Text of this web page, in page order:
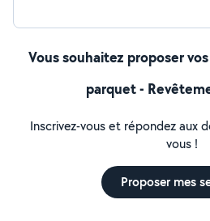
Vous souhaitez proposer
parquet -
Inscrivez-vous et répondez aux
vous !
Proposer mes